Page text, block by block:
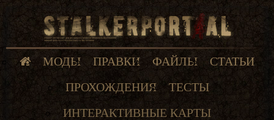
МОДЫ ПРАВКИ ФАЙЛЫ
СТАТЬИ
ПРОХОЖДЕНИЯ
ТЕСТЫ
ИНТЕРАКТИВНЫЕ КАРТЫ